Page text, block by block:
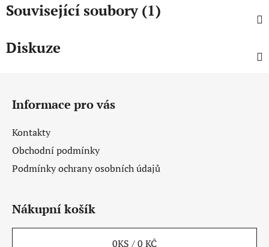
Související soubory (1)
Diskuze
Informace pro vás
Kontakty
Obchodní podmínky
Podmínky ochrany osobních údajů
Nákupní košík
0KS /0 KČ